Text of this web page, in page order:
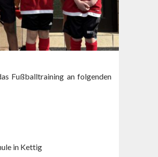
Fußballtraining an folgenden
in Kettig